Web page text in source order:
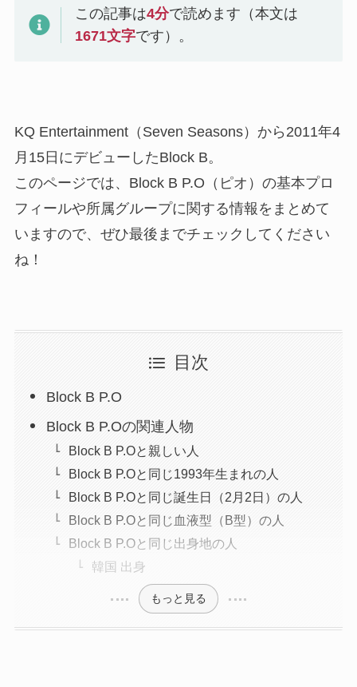
この記事は4分で読めます（本文は
1671文字です）。
KQ Entertainment（Seven Seasons）から2011年4
月15日にデビューしたBlock B。
このページでは、Block B P.O（ピオ）の基本プロ
フィールや所属グループに関する情報をまとめて
いますので、ぜひ最後までチェックしてください
ね！
目次
Block B P.O
Block B P.Oの関連人物
Block B P.Oと親しい人
Block B P.Oと同じ1993年生まれの人
Block B P.Oと同じ誕生日（2月2日）の人
Block B P.Oと同じ血液型（B型）の人
Block B P.Oと同じ出身地の人
韓国 出身
もっと見る